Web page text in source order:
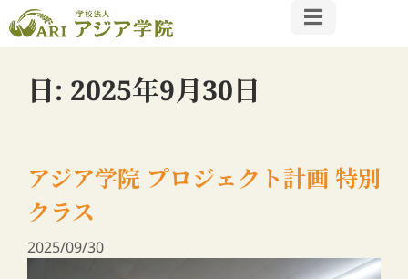
日: 2025年9月30日
アジア学院 プロジェクト計画 特別
クラス
2025/09/30